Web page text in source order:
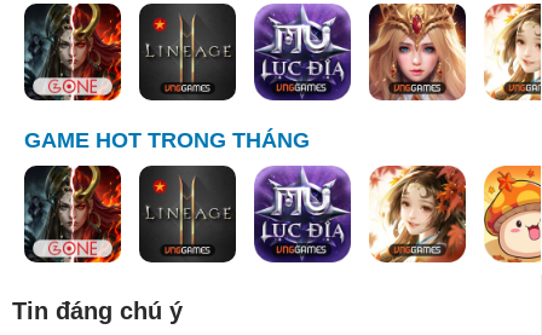
GAME HOT TRONG THÁNG
Tin đáng chú ý